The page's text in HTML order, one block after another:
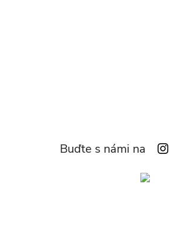
Buďte s námi na